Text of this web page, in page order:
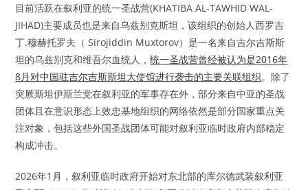
目前活跃在叙利亚的统一圣战营(KHATIBA AL-TAWHID WAL-
JIHAD)主要成员也是来自乌兹别克斯坦，该组织的创始人西罗吉
丁.穆赫托罗夫（ Sirojiddin Muxtorov）是一名来自吉尔吉斯斯
坦的乌兹别克和维吾尔血统人，统一圣战营曾经被认为是2016年
8月对中国驻吉尔吉斯斯坦大使馆进行袭击的主要关联组织。除了
突厥斯坦伊斯兰党在叙利亚的军事存在外，部分来自中亚的圣战
团体且在意识形态上效忠基地组织的网络依然是部分国家重点关
注对象，包括这些外国圣战团体可能对叙利亚临时政府内部稳定
构成冲击。
2026年1月，叙利亚临时政府开始对东北部的库尔德武装叙利亚